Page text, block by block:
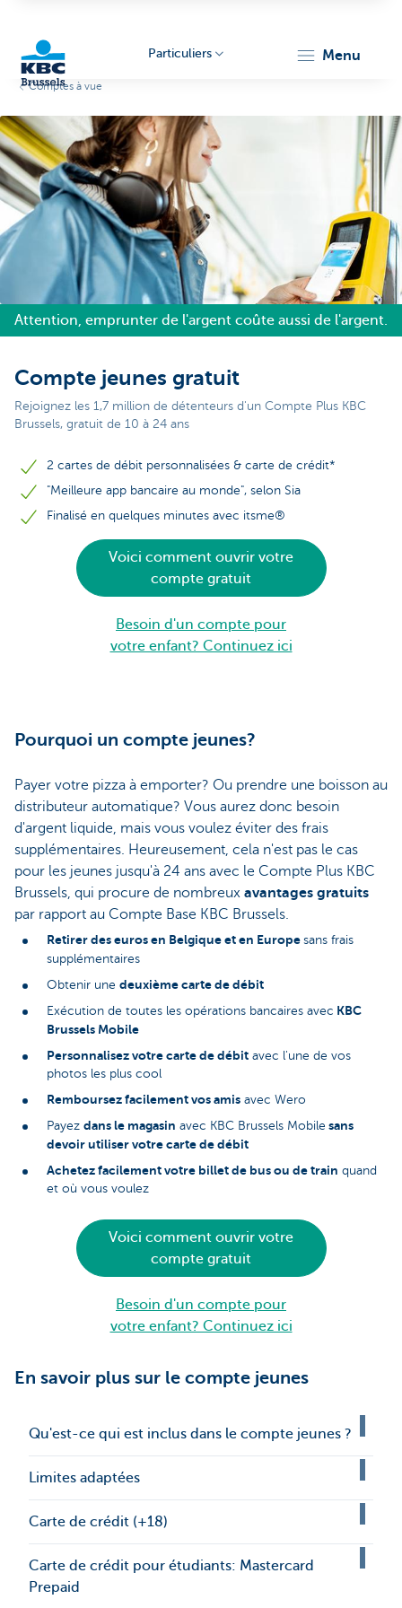
Particuliers menu
Comptes à vue
Attention, emprunter de l'argent coûte aussi de l'argent.
Compte jeunes gratuit
Rejoignez les 1,7 million de détenteurs d'un Compte Plus KBC
Brussels, gratuit de 10 à 24 ans
2 cartes de débit personnalisées & carte de crédit*
"Meilleure app bancaire au monde", selon Sia
Finalisé en quelques minutes avec itsme®
Voici comment ouvrir votre
compte gratuit
Besoin d'un compte pour
votre enfant? Continuez ici
Pourquoi un compte jeunes?
Payer votre pizza à emporter? Ou prendre une boisson au
distributeur automatique? Vous aurez donc besoin
d'argent liquide, mais vous voulez éviter des frais
supplémentaires. Heureusement, cela n'est pas le cas
pour les jeunes jusqu'à 24 ans avec le Compte Plus KBC
Brussels, qui procure de nombreux avantages gratuits
par rapport au Compte Base KBC Brussels.
Retirer des euros en Belgique et en Europe sans frais
supplémentaires
Obtenir une deuxième carte de débit
Exécution de toutes les opérations bancaires avec KBC
Brussels Mobile
Personnalisez votre carte de débit avec l'une de vos
photos les plus cool
Remboursez facilement vos amis avec Wero
Payez dans le magasin avec KBC Brussels Mobile sans
devoir utiliser votre carte de débit
Achetez facilement votre billet de bus ou de train quand
et où vous voulez
Voici comment ouvrir votre
compte gratuit
Besoin d'un compte pour
votre enfant? Continuez ici
En savoir plus sur le compte jeunes
Qu'est-ce qui est inclus dans le compte jeunes ?
Limites adaptées
Carte de crédit (+18)
Carte de crédit pour étudiants: Mastercard
Prepaid